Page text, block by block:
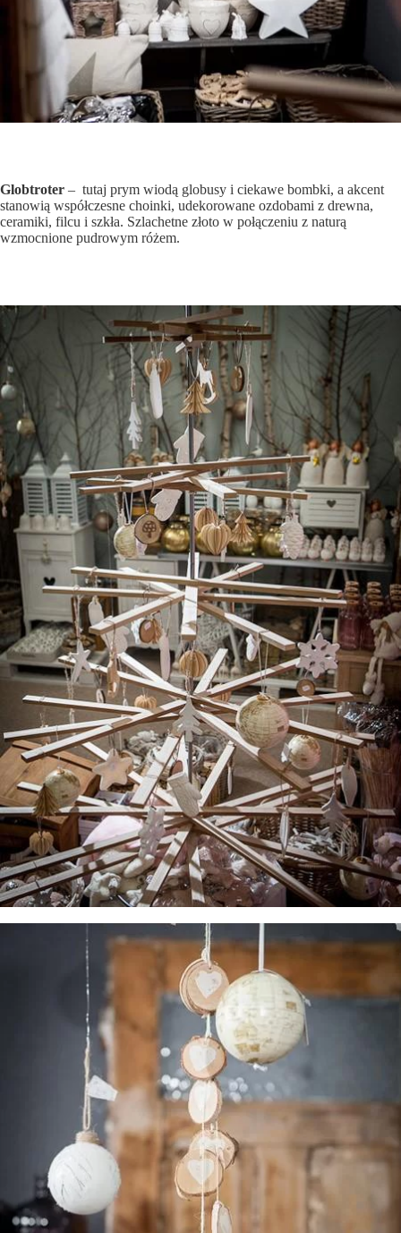
Globtroter – tutaj prym wiodą globusy i ciekawe bombki, a akcent
stanowią współczesne choinki, udekorowane ozdobami z drewna,
ceramiki, filcu i szkła. Szlachetne złoto w połączeniu z naturą
wzmocnione pudrowym różem.